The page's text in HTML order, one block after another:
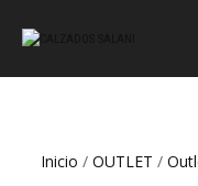
Inicio / OUTLET /